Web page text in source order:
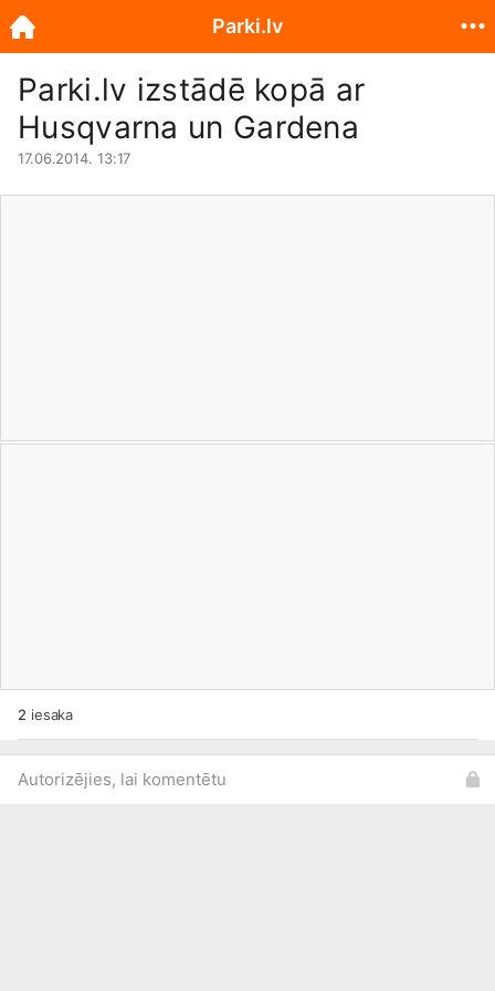
Parki.lv izstādē kopā ar
Husqvarna un Gardena
17.06.2014. 13:17
2 iesaka
Autorizējies, lai komentētu
Parki.lv